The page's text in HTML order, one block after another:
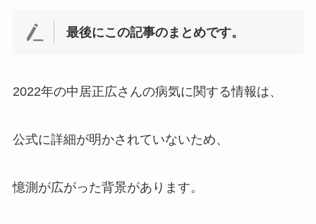
最後にこの記事のまとめです。
2022年の中居正広さんの病気に関する情報は、
公式に詳細が明かされていないため、
憶測が広がった背景があります。